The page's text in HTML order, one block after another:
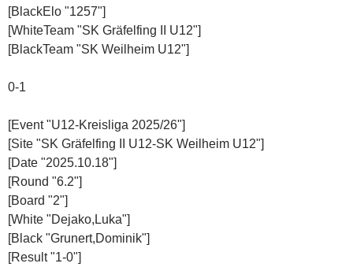
[BlackElo "1257"]
[WhiteTeam "SK Gräfelfing II U12"]
[BlackTeam "SK Weilheim U12"]
0-1
[Event "U12-Kreisliga 2025/26"]
[Site "SK Gräfelfing II U12-SK Weilheim U12"]
[Date "2025.10.18"]
[Round "6.2"]
[Board "2"]
[White "Dejako,Luka"]
[Black "Grunert,Dominik"]
[Result "1-0"]